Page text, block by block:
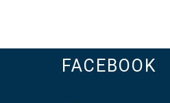
FACEBOOK